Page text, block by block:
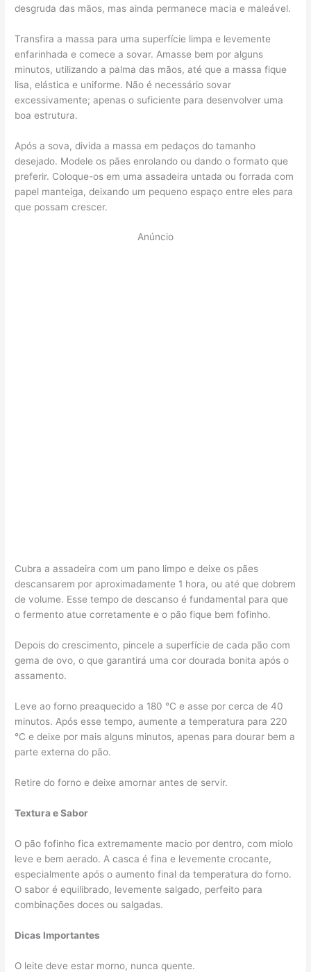
desgruda das mãos, mas ainda permanece macia e maleável.
Transfira a massa para uma superfície limpa e levemente
enfarinhada e comece a sovar. Amasse bem por alguns
minutos, utilizando a palma das mãos, até que a massa fique
lisa, elástica e uniforme. Não é necessário sovar
excessivamente; apenas o suficiente para desenvolver uma
boa estrutura.
Após a sova, divida a massa em pedaços do tamanho
desejado. Modele os pães enrolando ou dando o formato que
preferir. Coloque-os em uma assadeira untada ou forrada com
papel manteiga, deixando um pequeno espaço entre eles para
que possam crescer.
Anúncio
Cubra a assadeira com um pano limpo e deixe os pães
descansarem por aproximadamente 1 hora, ou até que dobrem
de volume. Esse tempo de descanso é fundamental para que
o fermento atue corretamente e o pão fique bem fofinho.
Depois do crescimento, pincele a superfície de cada pão com
gema de ovo, o que garantirá uma cor dourada bonita após o
assamento.
Leve ao forno preaquecido a 180 °C e asse por cerca de 40
minutos. Após esse tempo, aumente a temperatura para 220
°C e deixe por mais alguns minutos, apenas para dourar bem a
parte externa do pão.
Retire do forno e deixe amornar antes de servir.
Textura e Sabor
O pão fofinho fica extremamente macio por dentro, com miolo
leve e bem aerado. A casca é fina e levemente crocante,
especialmente após o aumento final da temperatura do forno.
O sabor é equilibrado, levemente salgado, perfeito para
combinações doces ou salgadas.
Dicas Importantes
O leite deve estar morno, nunca quente.